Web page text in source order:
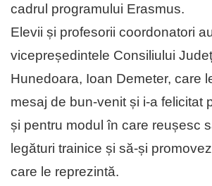
cadrul programului Erasmus.
Elevii și profesorii coordonatori
vicepreședintele Consiliului
Hunedoara, Ioan Demeter, care
mesaj de bun-venit și i-a felicitat
și pentru modul în care reușesc
legături trainice și să-și
care le reprezintă.